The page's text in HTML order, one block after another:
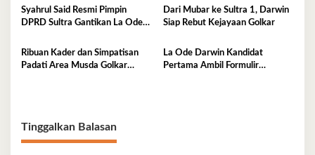
Golkar Mubar
Akar Rumput
Syahrul Said Resmi Pimpin
DPRD Sultra Gantikan La Ode
Dari Mubar ke Sultra 1, Darwin
Siap Rebut Kejayaan Golkar
Ribuan Kader dan Simpatisan
Padati Area Musda Golkar
La Ode Darwin Kandidat
Pertama Ambil Formulir
Tinggalkan Balasan